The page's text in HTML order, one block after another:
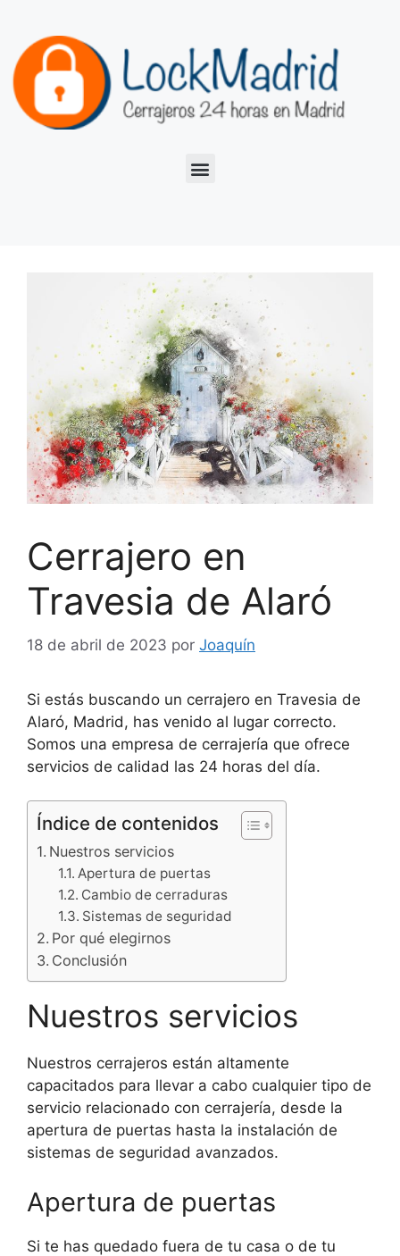
Cerrajero en
Travesia de Alaró
18 de abril de 2023 por Joaquín
Si estás buscando un cerrajero en Travesia de
Alaró, Madrid, has venido al lugar correcto.
Somos una empresa de cerrajería que ofrece
servicios de calidad las 24 horas del día.
Índice de contenidos
Nuestros servicios
Apertura de puertas
Cambio de cerraduras
Sistemas de seguridad
Por qué elegirnos
Conclusión
Nuestros servicios
Nuestros cerrajeros están altamente
capacitados para llevar a cabo cualquier tipo de
servicio relacionado con cerrajería, desde la
apertura de puertas hasta la instalación de
sistemas de seguridad avanzados.
Apertura de puertas
Si te has quedado fuera de tu casa o de tu